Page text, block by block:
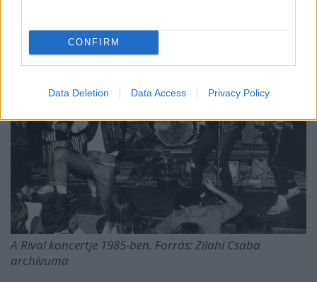
CONFIRM
Data Deletion Data Access Privacy Policy
A Rival koncertje 1985-ben. Forrás: Zilahi Csaba
archívuma